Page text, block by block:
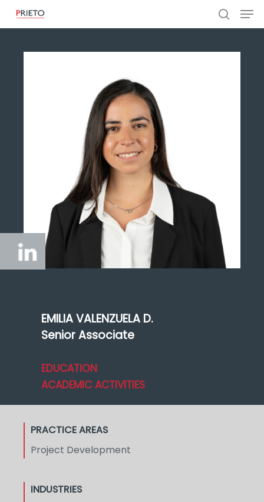
EMILIA VALENZUELA D.
Senior Associate
EDUCATION
ACADEMIC ACTIVITIES
PRACTICE AREAS
Project Development
INDUSTRIES